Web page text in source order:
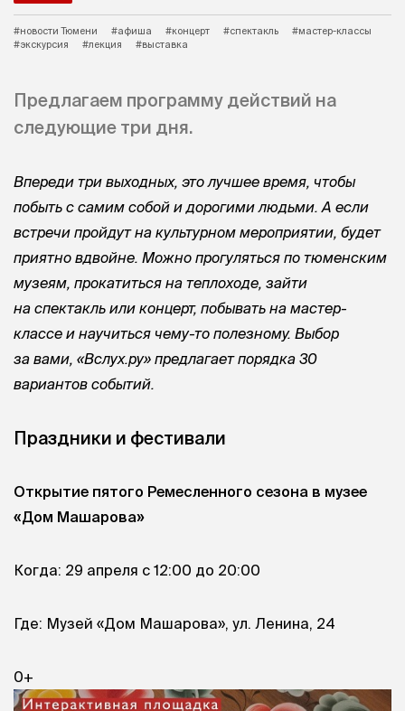
#новости Тюмени #афиша #концерт #спектакль
#мастер-классы
#экскурсия
#лекция #выставка
Предлагаем программу действий на
следующие три дня.
Впереди три выходных, это лучшее время, чтобы
побыть с самим собой и дорогими людьми. А если
встречи пройдут на культурном мероприятии, будет
приятно вдвойне. Можно прогуляться по тюменским
музеям, прокатиться на теплоходе, зайти
на спектакль или концерт, побывать на мастер-
классе и научиться чему-то полезному. Выбор
за вами, «Вслух.ру» предлагает порядка 30
вариантов событий.
Праздники и фестивали
Открытие пятого Ремесленного сезона в музее
«Дом Машарова»
Когда: 29 апреля с 12:00 до 20:00
Где: Музей «Дом Машарова», ул. Ленина, 24
0+